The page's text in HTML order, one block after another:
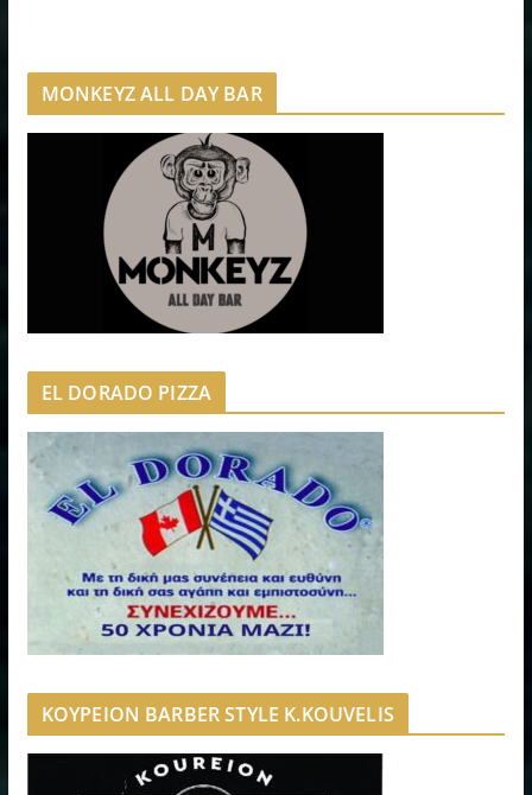
MONKEYZ ALL DAY BAR
EL DORADO PIZZA
ΚΟΥΡΕΙΟΝ BARBER STYLE K.KOUVELIS